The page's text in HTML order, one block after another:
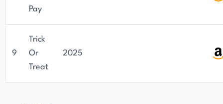
Pay
9
Trick
Or
Treat
2025